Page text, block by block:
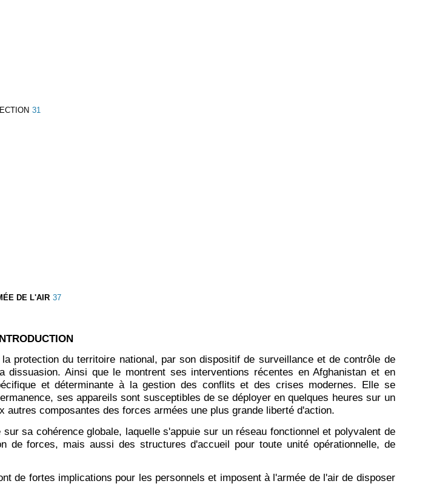
31
DE L'AIR 37
protection du territoire national, par son dispositif de surveillance et de contrôle de
Ainsi que le montrent ses interventions récentes en Afghanistan et en
et déterminante à la gestion des conflits et des crises modernes. Elle se
ses appareils sont susceptibles de se déployer en quelques heures sur un
composantes des forces armées une plus grande liberté d'action.
sa cohérence globale, laquelle s'appuie sur un réseau fonctionnel et polyvalent de
de forces, mais aussi des structures d'accueil pour toute unité opérationnelle, de
de fortes implications pour les personnels et imposent à l'armée de l'air de disposer